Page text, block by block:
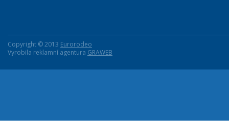
Copyright © 2013 Eurorodeo
Vyrobila reklamní agentura GRAWEB